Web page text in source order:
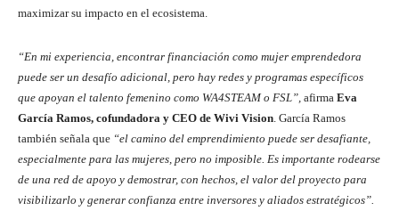
maximizar su impacto en el ecosistema.
“En mi experiencia, encontrar financiación como mujer emprendedora
puede ser un desafío adicional, pero hay redes y programas específicos
que apoyan el talento femenino como WA4STEAM o FSL”, afirma Eva
García Ramos, cofundadora y CEO de Wivi Vision . García Ramos
también señala que “el camino del emprendimiento puede ser desafiante,
especialmente para las mujeres, pero no imposible. Es importante rodearse
de una red de apoyo y demostrar, con hechos, el valor del proyecto para
visibilizarlo y generar confianza entre inversores y aliados estratégicos”.